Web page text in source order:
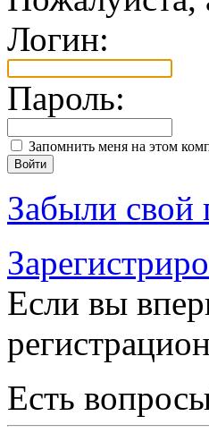
Логин:
Пароль:
Запомнить меня на этом
Забыли свой
Если вы
Есть